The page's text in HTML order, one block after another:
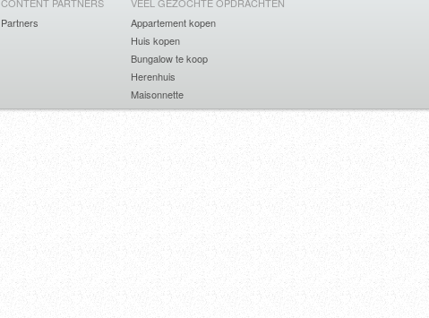
Partners
Appartement kopen
Huis kopen
Bungalow te koop
Herenhuis
Maisonnette